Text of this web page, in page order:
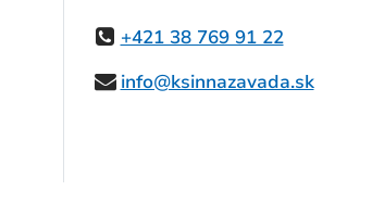
+421 38 769 91 22
info@ksinnazavada.sk